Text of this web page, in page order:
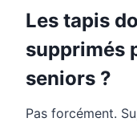
Les tapis
supprimés
seniors ?
Pas forcément.